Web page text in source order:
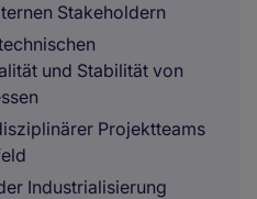
Stakeholdern
und Stabilität von
Projektteams
Industrialisierung